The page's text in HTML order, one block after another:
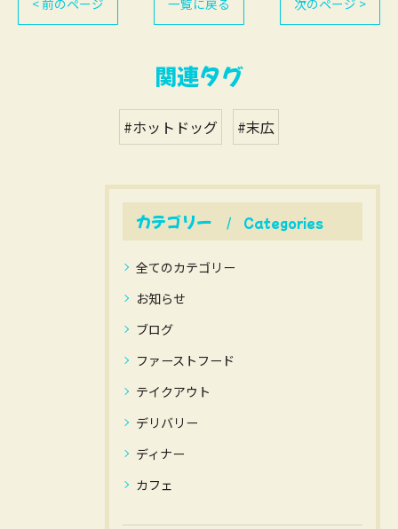
< 前のページ 一覧に戻る 次のページ >
関連タグ
#ホットドッグ #末広
カテゴリー Categories
全てのカテゴリー
お知らせ
ブログ
ファーストフード
テイクアウト
デリバリー
ディナー
カフェ